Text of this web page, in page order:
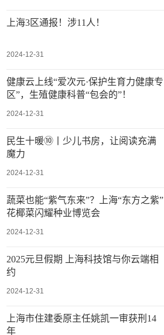
上海3区通报！涉11人！
2024-12-31
健康云上线“爱次元·保护生育力健康专
区”，生殖健康科普“包会的”！
2024-12-31
民生十暖⑩丨少儿书房，让阅读充满
魔力
2024-12-31
蔬菜也能“紫气东来”？上海“东方之紫”
花椰菜闪耀种业博览会
2024-12-31
2025元旦假期 上海科技馆与你云端相
约
2024-12-31
上海市住建委原主任姚凯一审获刑14
年